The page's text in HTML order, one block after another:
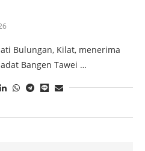
Bulungan, Kilat, menerima
Bangen Tawei …